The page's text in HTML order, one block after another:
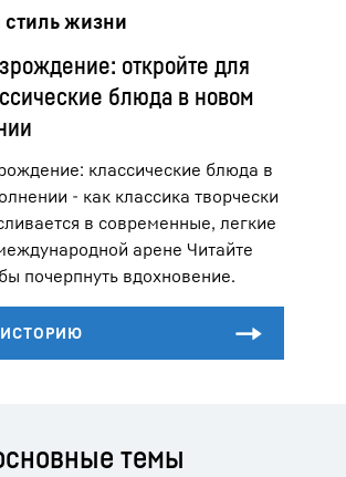
жизни
откройте для
блюда в новом
классические блюда в
- как классика творчески
в современные, легкие
арене Читайте
почерпнуть вдохновение.
темы